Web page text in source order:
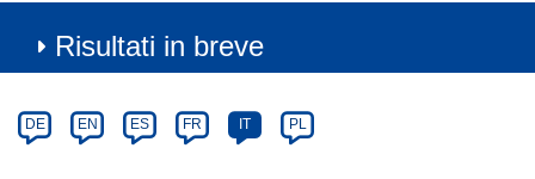
Risultati in breve
Category
Article
available
DE EN ES FR IT PL